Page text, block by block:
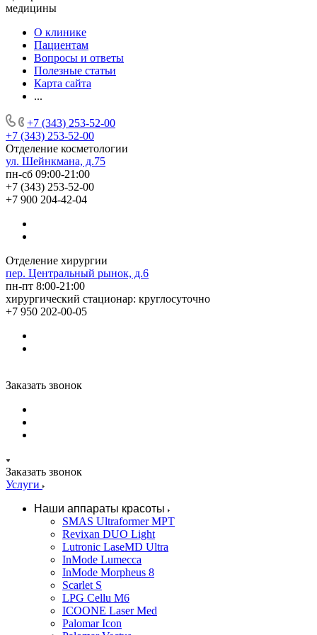
медицины
О клинике
Пациентам
Вопросы и ответы
Полезные статьи
Карта сайта
...
+7 (343) 253-52-00
+7 (343) 253-52-00
Отделение косметологии
ул. Шейнкмана, д.75
пн-сб 09:00-21:00
+7 (343) 253-52-00
+7 900 204-42-04
Отделение хирургии
пер. Центральный рынок, д.6
пн-пт 8:00-21:00
хирургический стационар: круглосуточно
+7 950 202-00-05
Заказать звонок
Заказать звонок
Услуги
Наши аппараты красоты
SMAS Ultraformer MPT
Revixan DUO Light
Lutronic LaseMD Ultra
InMode Lumecca
InMode Morpheus 8
Scarlet S
LPG Cellu M6
ICOONE Laser Med
Palomar Icon